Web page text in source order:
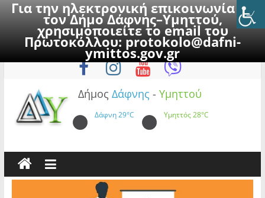
Για την ηλεκτρονική επικοινωνία με
τον Δήμο Δάφνης–Υμηττού,
χρησιμοποιείτε το email του
Πρωτοκόλλου:protokolo@dafni-
ymittos.gov.gr
to
Τετάρτη, 5 Αυγούστου 2026
Δήμος Δάφνης - Υμηττού
Δάφνη29°C Υμηττός28°C